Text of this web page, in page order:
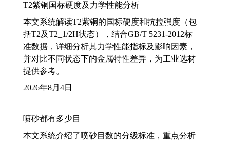
T2紫铜国标硬度及力学性能分析
本文系统解读T2紫铜的国标硬度和抗拉强度（包
括T2及T2_1/2H状态），结合GB/T 5231-2012标
准数据，详细分析其力学性能指标及影响因素，
并对比不同状态下的金属特性差异，为工业选材
提供参考。
2026年8月4日
喷砂都有多少目
本文系统介绍了喷砂目数的分级标准，重点分析